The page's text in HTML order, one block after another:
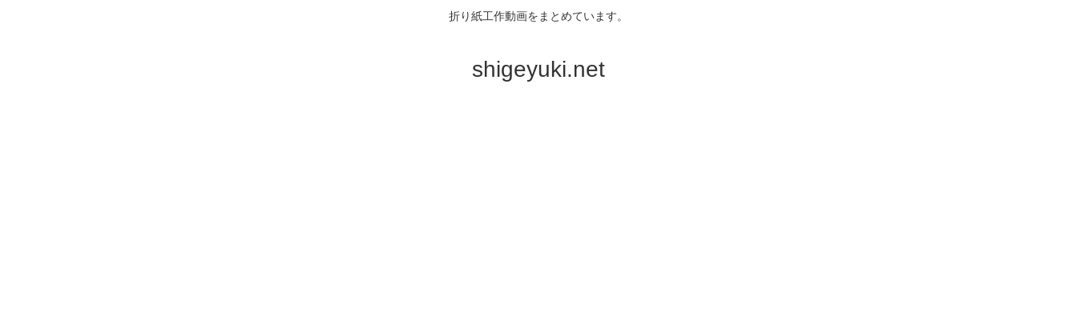
折り紙工作動画をまとめています。
shigeyuki.net